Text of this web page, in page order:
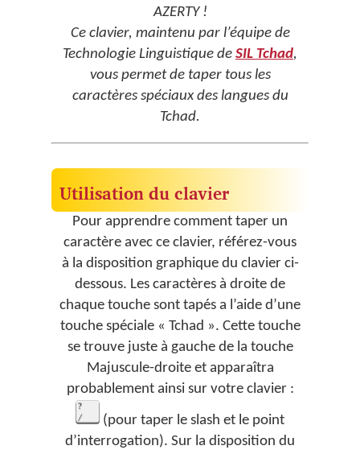
AZERTY !
Ce clavier, maintenu par l’équipe de
Technologie Linguistique de SIL Tchad,
vous permet de taper tous les
caractères spéciaux des langues du
Tchad.
Utilisation du clavier
Pour apprendre comment taper un
caractère avec ce clavier, référez-vous
à la disposition graphique du clavier ci-
dessous. Les caractères à droite de
chaque touche sont tapés a l’aide d’une
touche spéciale « Tchad ». Cette touche
se trouve juste à gauche de la touche
Majuscule-droite et apparaîtra
probablement ainsi sur votre clavier :
(pour taper le slash et le point
d’interrogation). Sur la disposition du